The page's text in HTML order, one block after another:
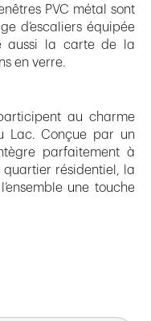
PVC métal sont
d’escaliers équipée
aussi la carte de la
en verre.
au charme
Lac. Conçue par un
parfaitement à
quartier résidentiel, la
une touche